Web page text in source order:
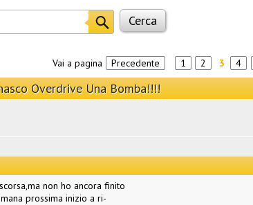
Vai a pagina
Precedente 1 2 3 4
Overdrive Una Bomba!!!!
non ho ancora finito
prossima inizio a ri-